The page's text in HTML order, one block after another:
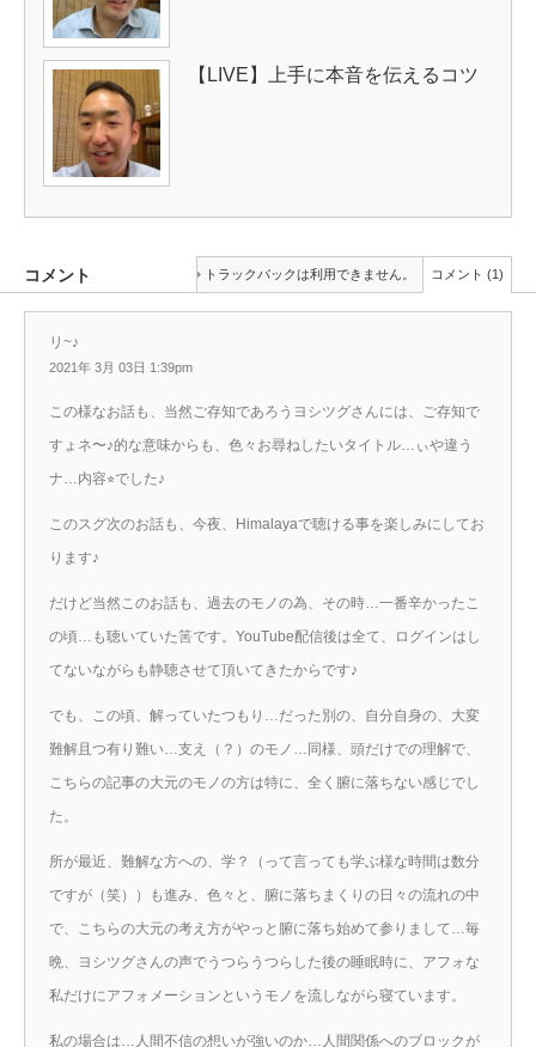
【LIVE】上手に本音を伝えるコツ
コメント トラックバックは利用できません。 コメント (1)
リ~♪
2021年 3月 03日 1:39pm
この様なお話も、当然ご存知であろうヨシツグさんには、ご存知で
すょネ〜♪的な意味からも、色々お尋ねしたいタイトル…ぃや違う
ナ…内容⭐︎でした♪
このスグ次のお話も、今夜、Himalayaで聴ける事を楽しみにしてお
ります♪
だけど当然このお話も、過去のモノの為、その時…一番辛かったこ
の頃…も聴いていた筈です。YouTube配信後は全て、ログインはし
てないながらも静聴させて頂いてきたからです♪
でも、この頃、解っていたつもり…だった別の、自分自身の、大変
難解且つ有り難い…支え（？）のモノ…同様、頭だけでの理解で、
こちらの記事の大元のモノの方は特に、全く腑に落ちない感じでし
た。
所が最近、難解な方への、学？（って言っても学ぶ様な時間は数分
ですが（笑））も進み、色々と、腑に落ちまくりの日々の流れの中
で、こちらの大元の考え方がやっと腑に落ち始めて参りまして…毎
晩、ヨシツグさんの声でうつらうつらした後の睡眠時に、アフォな
私だけにアフォメーションというモノを流しながら寝ています。
私の場合は…人間不信の想いが強いのか…人間関係へのブロックが